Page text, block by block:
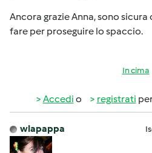
Ancora grazie Anna, sono sicura
fare per proseguire lo spaccio.
In cima
Accedi o registrati
wlapappa